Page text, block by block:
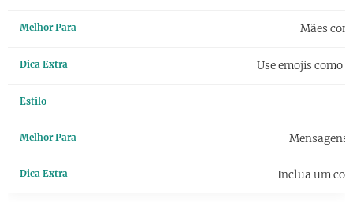
Mães
Use emojis como
Mensagens
Inclua um